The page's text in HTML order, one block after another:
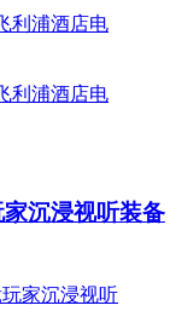
沉浸视听装备